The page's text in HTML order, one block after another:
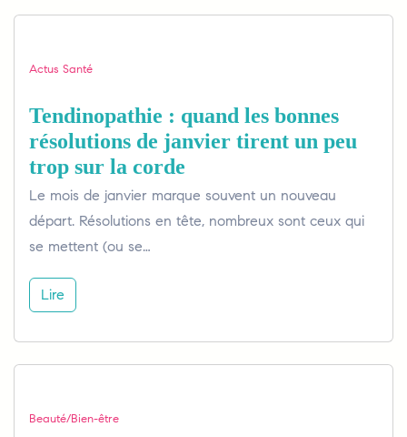
Actus Santé
Tendinopathie : quand les bonnes
résolutions de janvier tirent un peu
trop sur la corde
Le mois de janvier marque souvent un nouveau
départ. Résolutions en tête, nombreux sont ceux qui
se mettent (ou se…
Lire
Beauté/Bien-être